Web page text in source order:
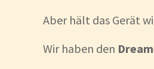
Aber hält das Gerät
Wir haben den